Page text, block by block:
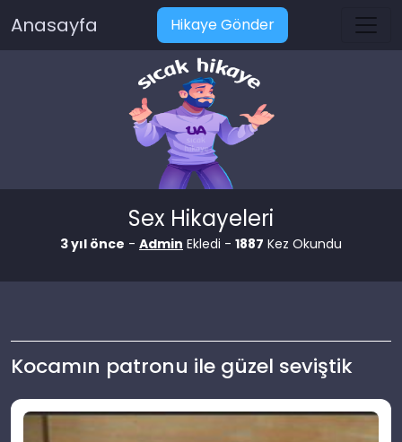
Anasayfa Hikaye Gönder
Sex Hikayeleri
3 yıl önce - Admin Ekledi - 1887 Kez Okundu
Kocamın patronu ile güzel seviştik